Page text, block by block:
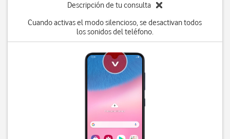
Descripción de tu consulta
Cuando activas el modo silencioso, se desactivan todos
los sonidos del teléfono.